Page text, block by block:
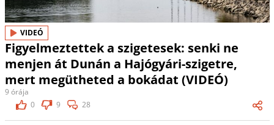
VIDEÓ
Figyelmeztettek a szigetesek: senki ne
menjen át Dunán a Hajógyári-szigetre,
mert megütheted a bokádat (VIDEÓ)
9 órája
0
9 28